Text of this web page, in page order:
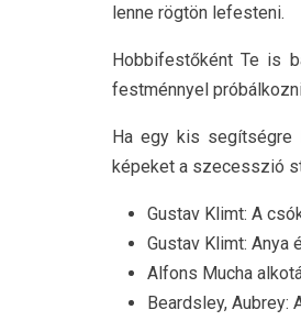
lenne rögtön lefesteni.
Hobbifestőként Te is
festménnyel
Ha egy kis segítségre
képeket a szecesszió
Gustav Klimt: A
Gustav Klimt: Anya
Alfons Mucha
Beardsley, Aubrey: